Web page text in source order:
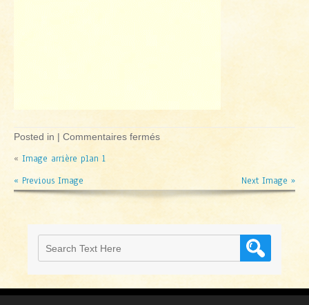
Posted in | Commentaires ferméssur
« Image arrière plan 1
« Previous Image
Next Image »